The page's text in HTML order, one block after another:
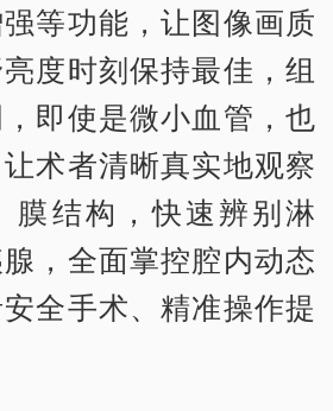
等功能，让图像画质
度时刻保持最佳，组
即使是微小血管，也
术者清晰真实地观察
膜结构，快速辨别淋
，全面掌控腔内动态
全手术、精准操作提